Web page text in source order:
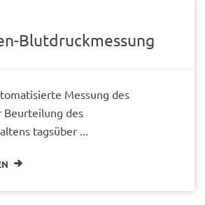
Blutdruckmessung
Messung des
Beurteilung des
tagsüber ...